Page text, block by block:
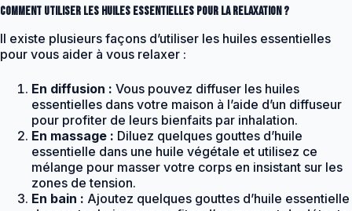
Comment utiliser les huiles essentielles pour la relaxation ?
Il existe plusieurs façons d’utiliser les huiles essentielles
pour vous aider à vous relaxer :
En diffusion : Vous pouvez diffuser les huiles
essentielles dans votre maison à l’aide d’un diffuseur
pour profiter de leurs bienfaits par inhalation.
En massage : Diluez quelques gouttes d’huile
essentielle dans une huile végétale et utilisez ce
mélange pour masser votre corps en insistant sur les
zones de tension.
En bain : Ajoutez quelques gouttes d’huile essentielle